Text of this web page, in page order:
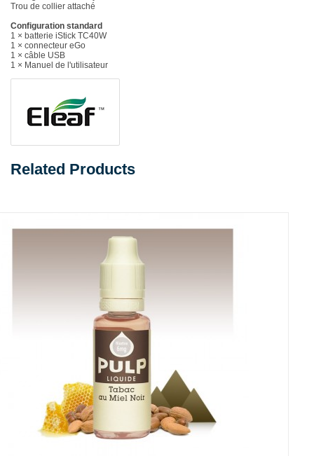
Trou de collier attaché
Configuration standard
1 × batterie iStick TC40W
1 × connecteur eGo
1 × câble USB
1 × Manuel de l'utilisateur
Related Products